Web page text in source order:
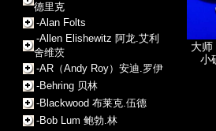
德里克
-Alan Folts
-Allen Elishewitz 阿龙.艾利
舍维茨
-AR（Andy Roy）安迪.罗伊
-Behring 贝林
-Blackwood 布莱克.伍德
-Bob Lum 鲍勃.林
大师
小